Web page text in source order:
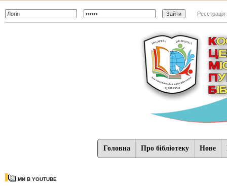
Реєстрація
Головна Про бібліотеку Нове
МИ В YOUTUBE